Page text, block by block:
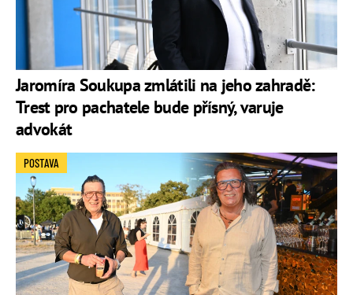
Jaromíra Soukupa zmlátili na jeho zahradě:
Trest pro pachatele bude přísný, varuje
advokát
POSTAVA